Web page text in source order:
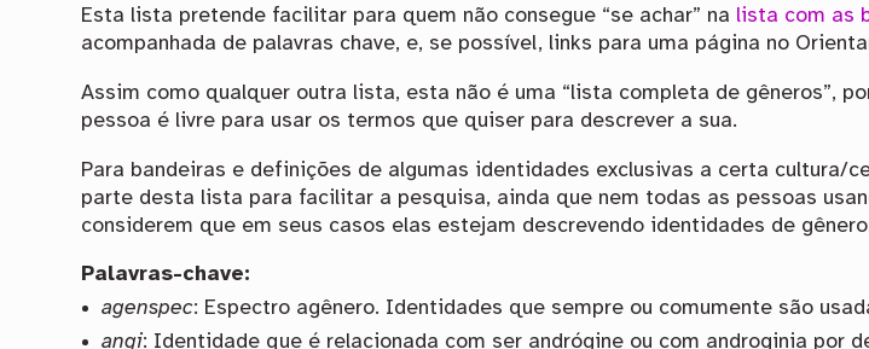
Esta lista pretende facilitar para quem não consegue “se achar” na lista com as
acompanhada de palavras chave, e, se possível, links para uma página no
Assim como qualquer outra lista, esta não é uma “lista completa de gêneros”,
pessoa é livre para usar os termos que quiser para descrever a sua.
Para bandeiras e definições de algumas identidades exclusivas a certa cultura/
parte desta lista para facilitar a pesquisa, ainda que nem todas as pessoas
considerem que em seus casos elas estejam descrevendo identidades de
Palavras-chave:
agenspec: Espectro agênero. Identidades que sempre ou comumente são
angi: Identidade que é relacionada com ser andrógine ou com androginia por